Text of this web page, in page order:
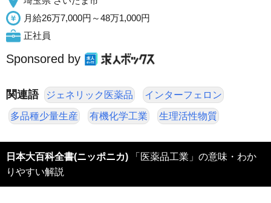
月給26万7,000円～48万1,000円
正社員
Sponsored by
関連語 ジェネリック医薬品 インターフェロン
多品種少量生産 有機化学工業 生理活性物質
日本大百科全書(ニッポニカ) 「医薬品工業」の意味・わか
りやすい解説